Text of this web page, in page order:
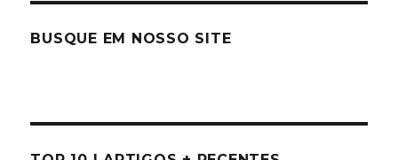
BUSQUE EM NOSSO SITE